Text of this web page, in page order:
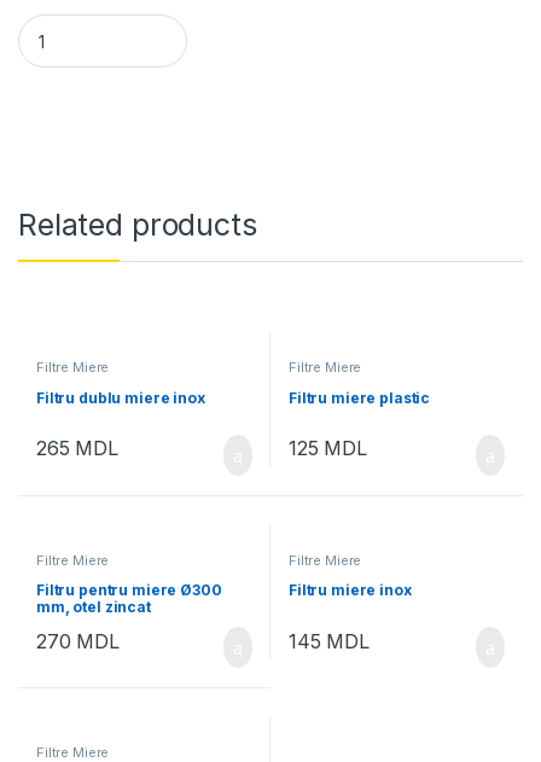
Filtru pentru miere Ø200 mm, otel zincat quantity
Related products
Filtre Miere
Filtru dublu miere inox
265 MDL
Filtre Miere
Filtru miere plastic
125 MDL
Filtre Miere
Filtru pentru miere Ø300
mm, otel zincat
270 MDL
Filtre Miere
Filtru miere inox
145 MDL
Filtre Miere